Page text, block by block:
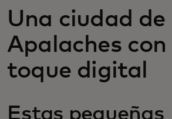
Para innovadores
Noticias y tendencias
Una ciudad de
Apalaches con
toque digital
Estas pequeñas